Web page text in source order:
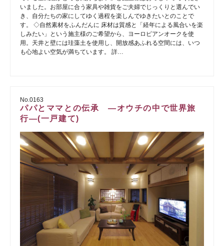
いました。お部屋に合う家具や雑貨をご夫婦でじっくりと選んでい
き、自分たちの家にしてゆく過程を楽しんでゆきたいとのことで
す。 ◇自然素材をふんだんに 床材は質感と「経年による風合いを楽
しみたい」という施主様のご希望から、ヨーロピアンオークを使
用。天井と壁には珪藻土を使用し、開放感あふれる空間には、いつ
も心地よい空気が満ちています。 詳…
No.0163
パパとママとの伝承 ―オウチの中で世界旅
行―(一戸建て)